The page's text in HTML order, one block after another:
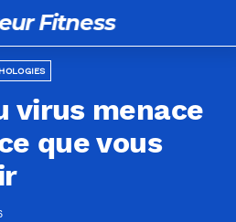
Fitness
virus menace
que vous